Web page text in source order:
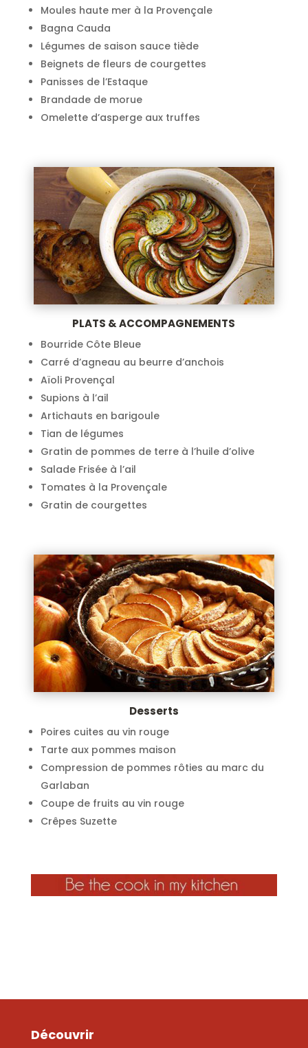
Moules haute mer à la Provençale
Bagna Cauda
Légumes de saison sauce tiède
Beignets de fleurs de courgettes
Panisses de l’Estaque
Brandade de morue
Omelette d’asperge aux truffes
PLATS & ACCOMPAGNEMENTS
Bourride Côte Bleue
Carré d’agneau au beurre d’anchois
Aïoli Provençal
Supions à l’ail
Artichauts en barigoule
Tian de légumes
Gratin de pommes de terre à l’huile d’olive
Salade Frisée à l’ail
Tomates à la Provençale
Gratin de courgettes
Desserts
Poires cuites au vin rouge
Tarte aux pommes maison
Compression de pommes rôties au marc du
Garlaban
Coupe de fruits au vin rouge
Crêpes Suzette
Découvrir